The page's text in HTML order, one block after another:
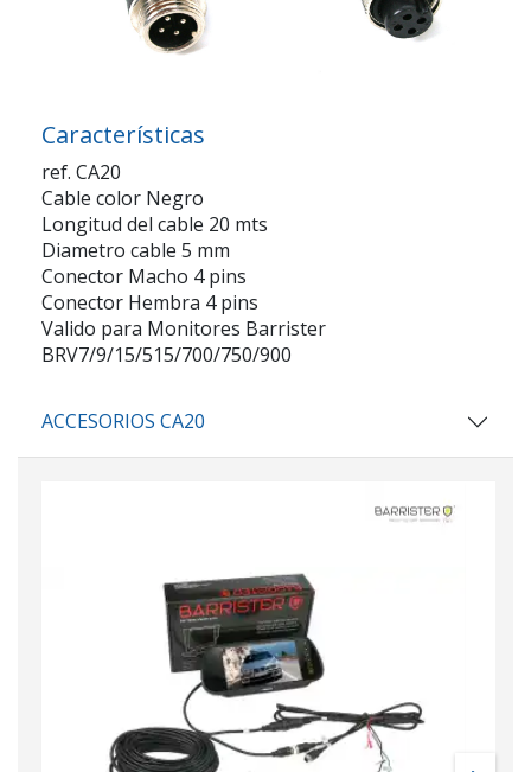
Características
ref. CA20
Cable color Negro
Longitud del cable 20 mts
Diametro cable 5 mm
Conector Macho 4 pins
Conector Hembra 4 pins
Valido para Monitores Barrister
BRV7/9/15/515/700/750/900
ACCESORIOS CA20